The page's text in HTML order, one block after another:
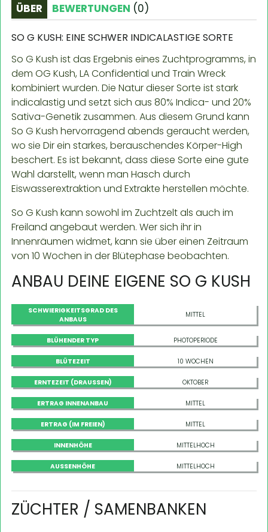
ÜBER BEWERTUNGEN (0)
SO G KUSH: EINE SCHWER INDICALASTIGE SORTE
So G Kush ist das Ergebnis eines Zuchtprogramms, in
dem OG Kush, LA Confidential und Train Wreck
kombiniert wurden. Die Natur dieser Sorte ist stark
indicalastig und setzt sich aus 80% Indica- und 20%
Sativa-Genetik zusammen. Aus diesem Grund kann
So G Kush hervorragend abends geraucht werden,
wo sie Dir ein starkes, berauschendes Körper-High
beschert. Es ist bekannt, dass diese Sorte eine gute
Wahl darstellt, wenn man Hasch durch
Eiswasserextraktion und Extrakte herstellen möchte.
So G Kush kann sowohl im Zuchtzelt als auch im
Freiland angebaut werden. Wer sich ihr in
Innenräumen widmet, kann sie über einen Zeitraum
von 10 Wochen in der Blütephase beobachten.
ANBAU DEINE EIGENE SO G KUSH
SCHWIERIGKEITSGRAD DES
ANBAUS
MITTEL
BLÜHENDER TYP PHOTOPERIODE
BLÜTEZEIT 10 WOCHEN
ERNTEZEIT (DRAUSSEN) OKTOBER
ERTRAG INNENANBAU MITTEL
ERTRAG (IM FREIEN) MITTEL
INNENHÖHE MITTELHOCH
AUSSENHÖHE MITTELHOCH
ZÜCHTER / SAMENBANKEN